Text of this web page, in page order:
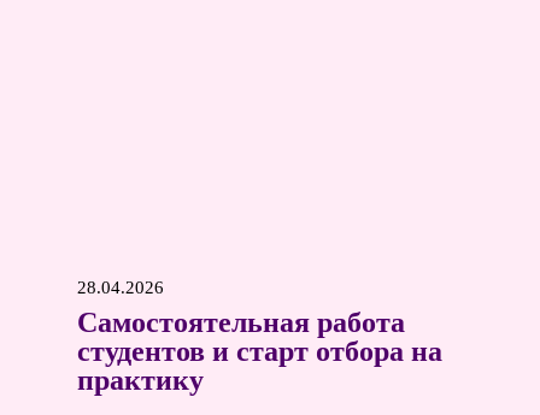
28.04.2026
Самостоятельная работа
студентов и старт отбора на
практику